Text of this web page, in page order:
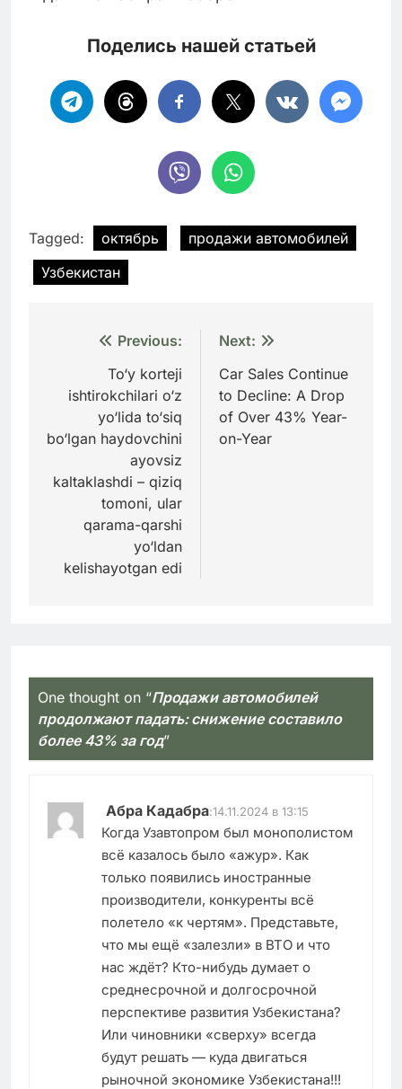
Поделись нашей статьей
Tagged: октябрь
продажи автомобилей
Узбекистан
Навигация
записям
Previous:
To‘y korteji
ishtirokchilari o‘z
yo‘lida to‘siq
bo‘lgan haydovchini
ayovsiz
kaltaklashdi – qiziq
tomoni, ular
qarama-qarshi
yo‘ldan
kelishayotgan edi
Next:
Car Sales Continue
to Decline: A Drop
of Over 43% Year-
on-Year
One thought on “Продажи автомобилей
продолжают падать: снижение составило
более 43% за год”
Абра Кадабра:14.11.2024 в 13:15
Когда Узавтопром был монополистом
всё казалось было «ажур». Как
только появились иностранные
производители, конкуренты всё
полетело «к чертям». Представьте,
что мы ещё «залезли» в ВТО и что
нас ждёт? Кто-нибудь думает о
среднесрочной и долгосрочной
перспективе развития Узбекистана?
Или чиновники «сверху» всегда
будут решать — куда двигаться
рыночной экономике Узбекистана!!!